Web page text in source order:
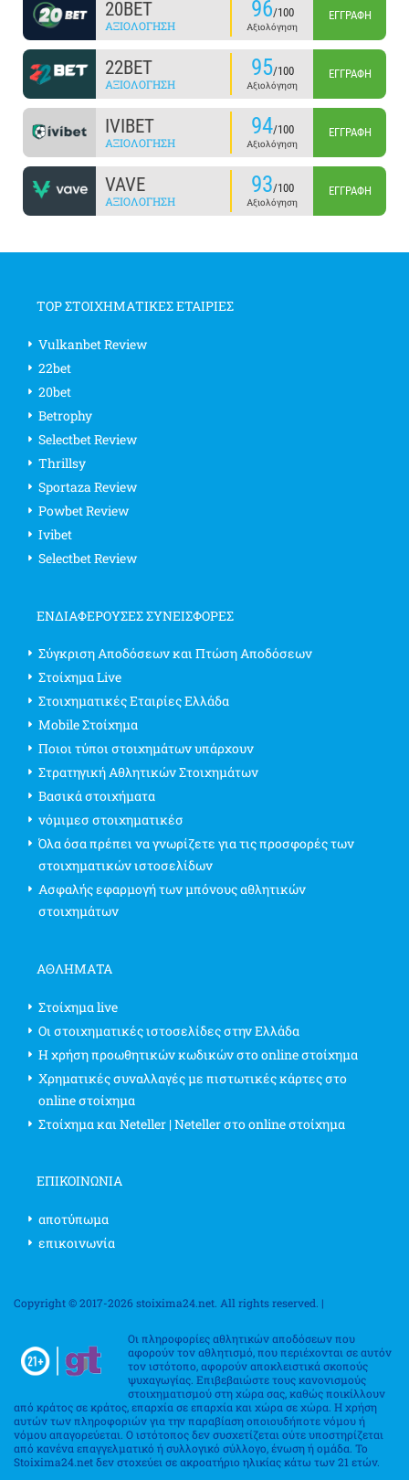
20BET
ΑΞΙΟΛΌΓΗΣΗ
96/100
Αξιολόγηση
ΕΓΓΡΑΦΉ
22BET
ΑΞΙΟΛΌΓΗΣΗ
95/100
Αξιολόγηση
ΕΓΓΡΑΦΉ
IVIBET
ΑΞΙΟΛΌΓΗΣΗ
94/100
Αξιολόγηση
ΕΓΓΡΑΦΉ
VAVE
ΑΞΙΟΛΌΓΗΣΗ
93/100
Αξιολόγηση
ΕΓΓΡΑΦΉ
TOP ΣΤΟΙΧΗΜΑΤΙΚΕΣ ΕΤΑΙΡΙΕΣ
Vulkanbet Review
22bet
20bet
Betrophy
Selectbet Review
Thrillsy
Sportaza Review
Powbet Review
Ivibet
Selectbet Review
ΕΝΔΙΑΦΈΡΟΥΣΕΣ ΣΥΝΕΙΣΦΟΡΈΣ
Σύγκριση Αποδόσεων και Πτώση Αποδόσεων
Στοίχημα Live
Στοιχηματικές Εταιρίες Ελλάδα
Mobile Στοίχημα
Ποιοι τύποι στοιχημάτων υπάρχουν
Στρατηγική Αθλητικών Στοιχημάτων
Βασικά στοιχήματα
νόμιμεσ στοιχηματικέσ
Όλα όσα πρέπει να γνωρίζετε για τις προσφορές των
στοιχηματικών ιστοσελίδων
Ασφαλής εφαρμογή των μπόνους αθλητικών
στοιχημάτων
ΑΘΛΗΜΑΤΑ
Στοίχημα live
Οι στοιχηματικές ιστοσελίδες στην Ελλάδα
Η χρήση προωθητικών κωδικών στο online στοίχημα
Χρηματικές συναλλαγές με πιστωτικές κάρτες στο
online στοίχημα
Στοίχημα και Neteller | Neteller στο online στοίχημα
ΕΠΙΚΟΙΝΩΝΊΑ
αποτύπωμα
επικοινωνία
Copyright © 2017-2026 stoixima24.net. All rights reserved. |
Οι πληροφορίες αθλητικών αποδόσεων που
αφορούν τον αθλητισμό, που περιέχονται σε αυτόν
τον ιστότοπο, αφορούν αποκλειστικά σκοπούς
ψυχαγωγίας. Επιβεβαιώστε τους κανονισμούς
στοιχηματισμού στη χώρα σας, καθώς ποικίλλουν
από κράτος σε κράτος, επαρχία σε επαρχία και χώρα σε χώρα. Η χρήση
αυτών των πληροφοριών για την παραβίαση οποιουδήποτε νόμου ή
νόμου απαγορεύεται. Ο ιστότοπος δεν συσχετίζεται ούτε υποστηρίζεται
από κανένα επαγγελματικό ή συλλογικό σύλλογο, ένωση ή ομάδα. Το
Stoixima24.net δεν στοχεύει σε ακροατήριο ηλικίας κάτω των 21 ετών.